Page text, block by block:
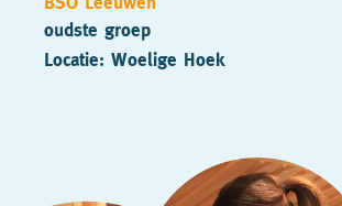
oudste groep
Locatie: Woelige Hoek